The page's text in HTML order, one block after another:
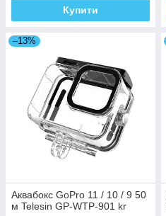
Купити
–13%
Аквабокс GoPro 11 / 10 / 9 50
м Telesin GP-WTP-901 kr